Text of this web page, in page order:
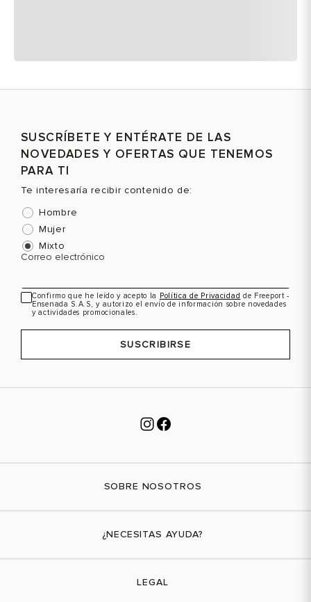
SUSCRÍBETE Y ENTÉRATE DE LAS
NOVEDADES Y OFERTAS QUE TENEMOS
PARA TI
Te interesaría recibir contenido de:
Hombre
Mujer
Mixto
Correo electrónico
Confirmo que he leído y acepto la Política de Privacidad de Freeport -
Ensenada S.A.S, y autorizo el envío de información sobre novedades
y actividades promocionales.
SUSCRIBIRSE
SOBRE NOSOTROS
¿NECESITAS AYUDA?
LEGAL